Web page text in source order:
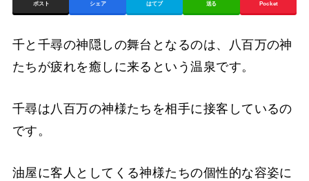
ポスト シェア はてブ 送る Pocket
千と千尋の神隠しの舞台となるのは、八百万の神
たちが疲れを癒しに来るという温泉です。
千尋は八百万の神様たちを相手に接客しているの
です。
油屋に客人としてくる神様たちの個性的な容姿に